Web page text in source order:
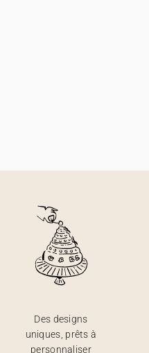
Des designs
uniques, prêts à
personnaliser